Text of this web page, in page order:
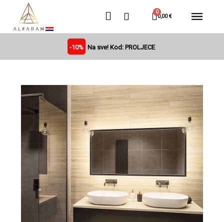
0,00 €
-10% Na sve! Kod: PROLJECE